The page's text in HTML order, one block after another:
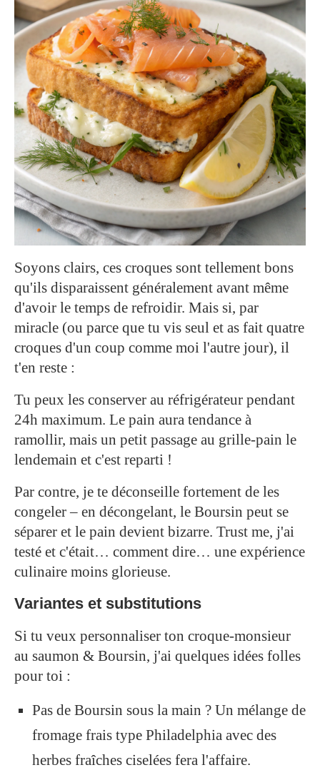
Soyons clairs, ces croques sont tellement bons
qu'ils disparaissent généralement avant même
d'avoir le temps de refroidir. Mais si, par
miracle (ou parce que tu vis seul et as fait quatre
croques d'un coup comme moi l'autre jour), il
t'en reste :
Tu peux les conserver au réfrigérateur pendant
24h maximum. Le pain aura tendance à
ramollir, mais un petit passage au grille-pain le
lendemain et c'est reparti !
Par contre, je te déconseille fortement de les
congeler – en décongelant, le Boursin peut se
séparer et le pain devient bizarre. Trust me, j'ai
testé et c'était… comment dire… une expérience
culinaire moins glorieuse.
Variantes et substitutions
Si tu veux personnaliser ton croque-monsieur
au saumon & Boursin, j'ai quelques idées folles
pour toi :
Pas de Boursin sous la main ? Un mélange de
fromage frais type Philadelphia avec des
herbes fraîches ciselées fera l'affaire.